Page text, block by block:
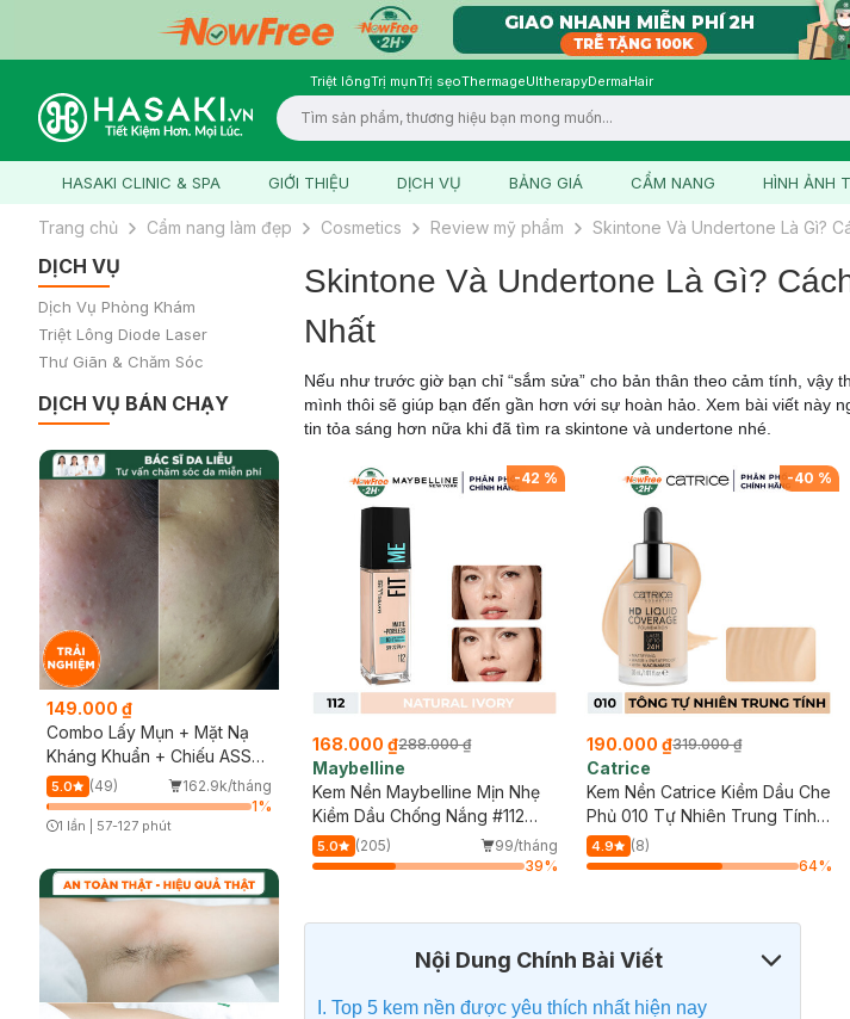
Triệt lôngTrị mụnTrị sẹoThermageUltherapyDermaHair
Logo
HASAKI CLINIC & SPA GIỚI THIỆU DỊCH VỤ BẢNG GIÁ CẨM NANG HÌNH ẢNH
Trang chủ Cẩm nang làm đẹp Cosmetics Review mỹ phẩm Skintone Và Undertone Là Gì?
DỊCH VỤ
Dịch Vụ Phòng Khám
Triệt Lông Diode Laser
Thư Giãn & Chăm Sóc
DỊCH VỤ BÁN CHẠY
149.000 ₫
Combo Lấy Mụn + Mặt Nạ
Kháng Khuẩn + Chiếu ASSH
(Trải nghiệm)
5.0 (49)
162.9k/tháng
1%
1 lần 57-127 phút
Skintone Và Undertone Là Gì?
Nhất
Nếu như trước giờ bạn chỉ “sắm sửa” cho bản thân theo cảm tính, vậy
mình thôi sẽ giúp bạn đến gần hơn với sự hoàn hảo. Xem bài viết này
tin tỏa sáng hơn nữa khi đã tìm ra skintone và undertone nhé.
-42 %
168.000 ₫288.000 ₫
Maybelline
Kem Nền Maybelline Mịn Nhẹ
Kiềm Dầu Chống Nắng #112
30ml
5.0 (205)
99/tháng
39%
-40 %
190.000 ₫319.000 ₫
Catrice
Kem Nền Catrice Kiềm Dầu Che
Phủ 010 Tự Nhiên Trung Tính
30ml
4.9
(8)
64%
Nội Dung Chính Bài Viết
I. Top 5 kem nền được yêu thích nhất hiện nay